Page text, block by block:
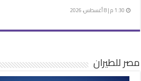
1:30 م | 8 أغسطس، 2026
مصر للطيران